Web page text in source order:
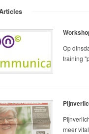
Op
training
meer